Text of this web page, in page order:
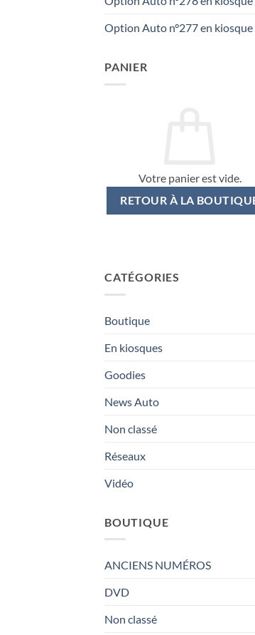
Option Auto n°277 en kiosque
PANIER
Votre panier est vide.
RETOUR À LA
CATÉGORIES
Boutique
En kiosques
Goodies
News Auto
Non classé
Réseaux
Vidéo
BOUTIQUE
ANCIENS NUMÉROS
DVD
Non classé